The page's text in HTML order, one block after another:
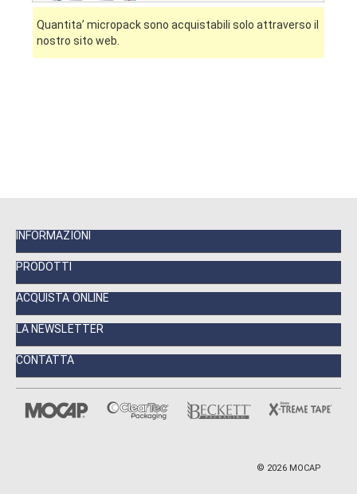
Quantita’ micropack sono acquistabili solo attraverso il
nostro sito web.
INFORMAZIONI
PRODOTTI
ACQUISTA ONLINE
LA NEWSLETTER
CONTATTA
© 2026 MOCAP